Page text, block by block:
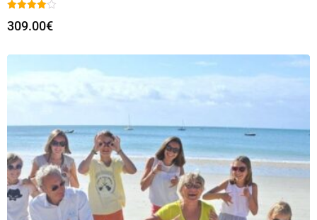
309.00€